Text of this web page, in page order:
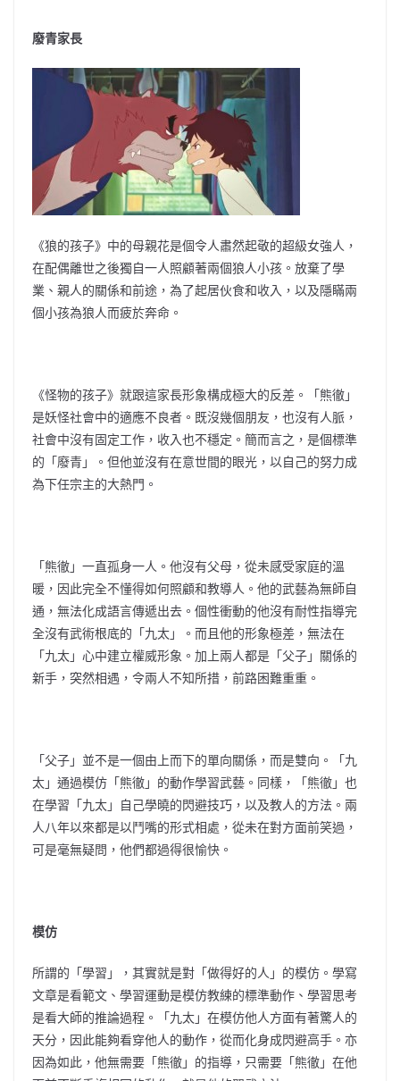
廢青家長
《狼的孩子》中的母親花是個令人肅然起敬的超級女強人，
在配偶離世之後獨自一人照顧著兩個狼人小孩。放棄了學
業、親人的關係和前途，為了起居伙食和收入，以及隱瞞兩
個小孩為狼人而疲於奔命。
《怪物的孩子》就跟這家長形象構成極大的反差。「熊徹」
是妖怪社會中的適應不良者。既沒幾個朋友，也沒有人脈，
社會中沒有固定工作，收入也不穩定。簡而言之，是個標準
的「廢青」。但他並沒有在意世間的眼光，以自己的努力成
為下任宗主的大熱門。
「熊徹」一直孤身一人。他沒有父母，從未感受家庭的溫
暖，因此完全不懂得如何照顧和教導人。他的武藝為無師自
通，無法化成語言傳遞出去。個性衝動的他沒有耐性指導完
全沒有武術根底的「九太」。而且他的形象極差，無法在
「九太」心中建立權威形象。加上兩人都是「父子」關係的
新手，突然相遇，令兩人不知所措，前路困難重重。
「父子」並不是一個由上而下的單向關係，而是雙向。「九
太」通過模仿「熊徹」的動作學習武藝。同樣，「熊徹」也
在學習「九太」自己學曉的閃避技巧，以及教人的方法。兩
人八年以來都是以鬥嘴的形式相處，從未在對方面前笑過，
可是毫無疑問，他們都過得很愉快。
模仿
所謂的「學習」，其實就是對「做得好的人」的模仿。學寫
文章是看範文、學習運動是模仿教練的標準動作、學習思考
是看大師的推論過程。「九太」在模仿他人方面有著驚人的
天分，因此能夠看穿他人的動作，從而化身成閃避高手。亦
因為如此，他無需要「熊徹」的指導，只需要「熊徹」在他